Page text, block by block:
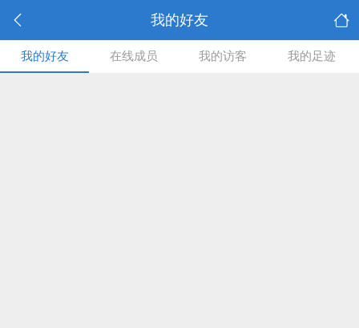
我的好友
我的好友 在线成员 我的访客 我的足迹